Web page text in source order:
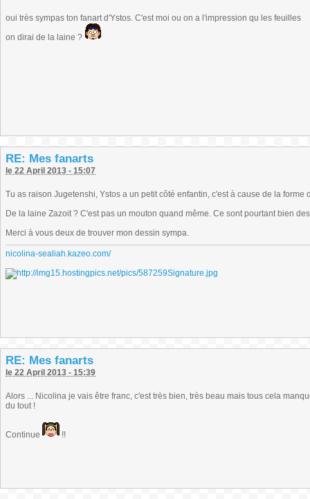
oui très sympas ton fanart d'Ystos. C'est moi ou on a l'impression qu les feuilles
on dirai de la laine ?
RE: Mes fanarts
le 22 April 2013 - 15:07
Tu as raison Jugetenshi, Ystos a un petit côté enfantin, c'est à cause de la forme
De la laine Zazoit ? C'est pas un mouton quand même. Ce sont pourtant bien
Merci à vous deux de trouver mon dessin sympa.
nicolina-sealiah.kazeo.com/
RE: Mes fanarts
le 22 April 2013 - 15:39
Alors ... Nicolina je vais être franc, c'est très bien, très beau mais tous cela
du tout !
Continue !!